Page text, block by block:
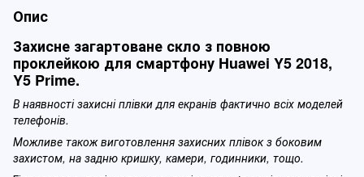
Опис
Захисне загартоване скло з повною
проклейкою для смартфону Huawei Y5 2018,
Y5 Prime.
В наявності захисні плівки для екранів фактично всіх моделей
телефонів.
Можливе також виготовлення захисних плівок з боковим
захистом, на задню кришку, камери, годинники, тощо.